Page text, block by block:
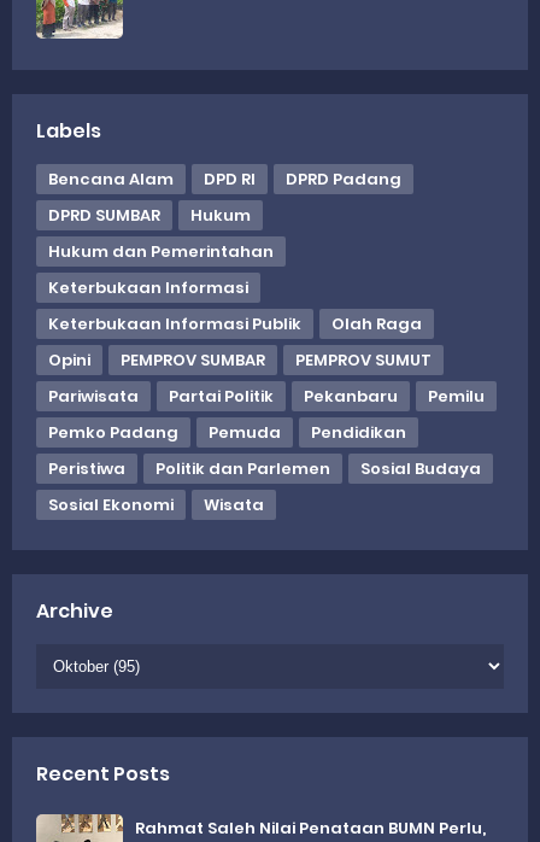
Labels
Bencana Alam DPD RI
DPRD Padang
DPRD SUMBAR
Hukum
Hukum dan Pemerintahan
Keterbukaan Informasi
Keterbukaan Informasi Publik
Olah Raga
Opini
PEMPROV SUMBAR
PEMPROV SUMUT
Pariwisata
Partai Politik Pekanbaru
Pemilu
Pemko Padang
Pemuda
Pendidikan
Peristiwa
Politik dan Parlemen
Sosial Budaya
Sosial Ekonomi
Wisata
Archive
Recent Posts
Rahmat Saleh Nilai Penataan BUMN Perlu,